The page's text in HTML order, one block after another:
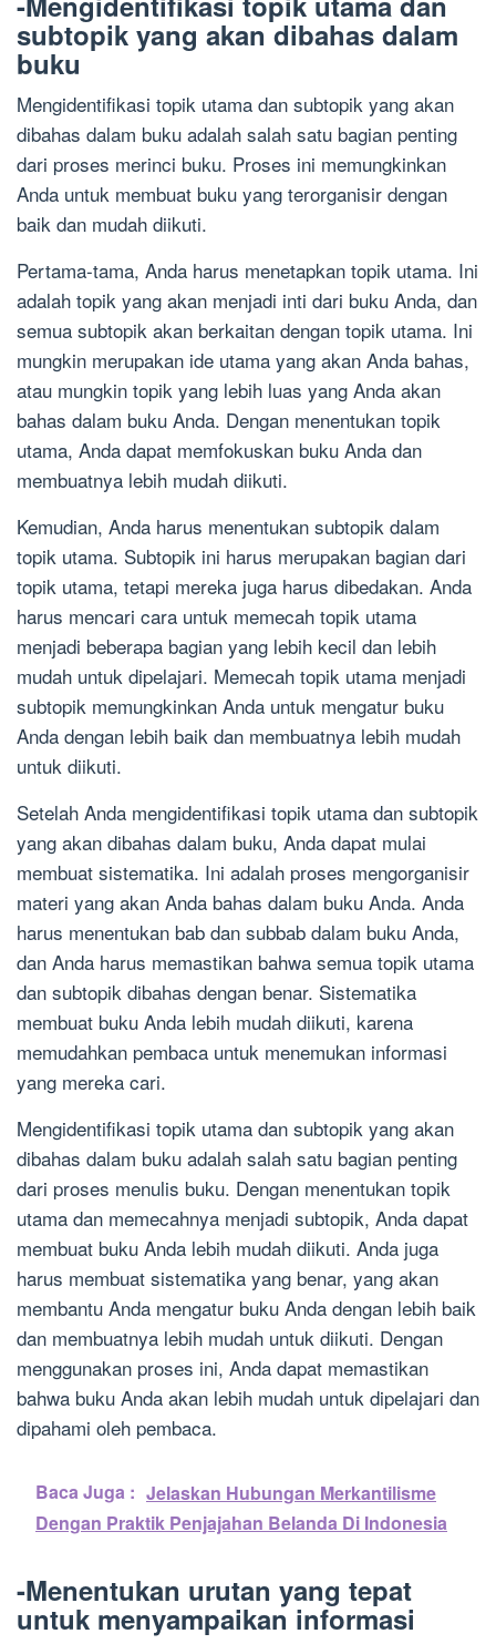
subtopik yang akan dibahas dalam
buku
Mengidentifikasi topik utama dan subtopik yang akan
dibahas dalam buku adalah salah satu bagian penting
dari proses merinci buku. Proses ini memungkinkan
Anda untuk membuat buku yang terorganisir dengan
baik dan mudah diikuti.
Pertama-tama, Anda harus menetapkan topik utama. Ini
adalah topik yang akan menjadi inti dari buku Anda, dan
semua subtopik akan berkaitan dengan topik utama. Ini
mungkin merupakan ide utama yang akan Anda bahas,
atau mungkin topik yang lebih luas yang Anda akan
bahas dalam buku Anda. Dengan menentukan topik
utama, Anda dapat memfokuskan buku Anda dan
membuatnya lebih mudah diikuti.
Kemudian, Anda harus menentukan subtopik dalam
topik utama. Subtopik ini harus merupakan bagian dari
topik utama, tetapi mereka juga harus dibedakan. Anda
harus mencari cara untuk memecah topik utama
menjadi beberapa bagian yang lebih kecil dan lebih
mudah untuk dipelajari. Memecah topik utama menjadi
subtopik memungkinkan Anda untuk mengatur buku
Anda dengan lebih baik dan membuatnya lebih mudah
untuk diikuti.
Setelah Anda mengidentifikasi topik utama dan subtopik
yang akan dibahas dalam buku, Anda dapat mulai
membuat sistematika. Ini adalah proses mengorganisir
materi yang akan Anda bahas dalam buku Anda. Anda
harus menentukan bab dan subbab dalam buku Anda,
dan Anda harus memastikan bahwa semua topik utama
dan subtopik dibahas dengan benar. Sistematika
membuat buku Anda lebih mudah diikuti, karena
memudahkan pembaca untuk menemukan informasi
yang mereka cari.
Mengidentifikasi topik utama dan subtopik yang akan
dibahas dalam buku adalah salah satu bagian penting
dari proses menulis buku. Dengan menentukan topik
utama dan memecahnya menjadi subtopik, Anda dapat
membuat buku Anda lebih mudah diikuti. Anda juga
harus membuat sistematika yang benar, yang akan
membantu Anda mengatur buku Anda dengan lebih baik
dan membuatnya lebih mudah untuk diikuti. Dengan
menggunakan proses ini, Anda dapat memastikan
bahwa buku Anda akan lebih mudah untuk dipelajari dan
dipahami oleh pembaca.
Baca Juga : Jelaskan Hubungan Merkantilisme
Dengan Praktik Penjajahan Belanda Di Indonesia
-Menentukan urutan yang tepat
untuk menyampaikan informasi